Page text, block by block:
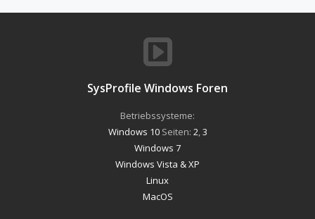
SysProfile Windows Foren
Betriebssysteme:
Windows 10Seiten: 2,3
Windows 7
Windows Vista & XP
Linux
MacOS